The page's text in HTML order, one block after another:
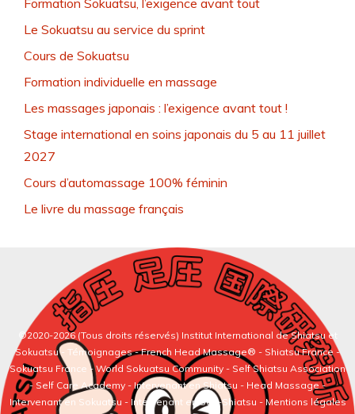
Formation Sokuatsu, l’exigence avant tout
Le Sokuatsu au service du sprint
Cours de Sokuatsu
Formation individuelle en massage
Les massages japonais : l’exigence avant tout !
Stage international en soins japonais du 5 au 11 juillet
2027
Cours d’automassage 100% féminin
Le livre du massage français
©2020-2026 (Tous droits réservés) Institut International de Shiatsu et
Sokuatsu- Témoignages-French Head Massage® - Shiatsu France -
Sokuatsu France -World Sokuatsu Community - Self Shiatsu Association
- Self Care Academy - Intervenant en Shiatsu - Head Massage-
Intervenant en Sokuatsu - Intervenant en Self-Shiatsu - Mentions légales